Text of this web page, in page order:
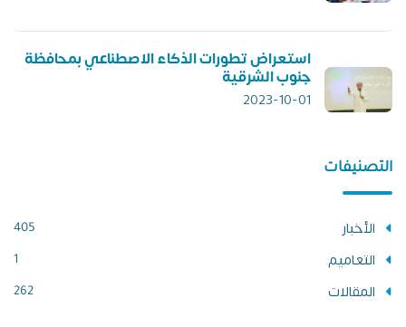
استعراض تطورات الذكاء الاصطناعي بمحافظة
جنوب الشرقية
2023-10-01
التصنيفات
الأخبار 405
التعاميم 1
المقالات 262